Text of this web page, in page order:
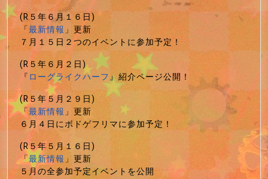
(R５年６月１６日)
「最新情報」更新
７月１５日２つのイベントに参加予定！
(R５年６月２日)
『ローグライクハーフ』紹介ページ公開！
(R５年５月２９日)
「最新情報」更新
６月４日にボドゲフリマに参加予定！
(R５年５月１６日)
「最新情報」更新
５月の全参加予定イベントを公開